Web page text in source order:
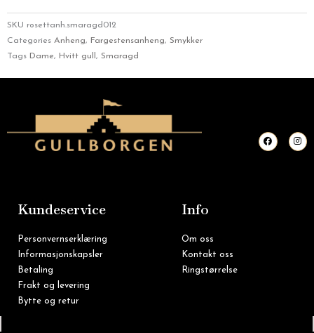
SKU rosettanh.smaragd012
Categories Anheng, Fargestensanheng, Smykker
Tags Dame, Hvitt gull , Smaragd
F
a
c
I
n
s
Kundeservice
Personvernserklæring
Informasjonskapsler
Betaling
Frakt og levering
Bytte og retur
Info
Om oss
Kontakt oss
Ringstørrelse